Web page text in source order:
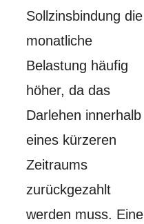
Sollzinsbindung die
monatliche
Belastung häufig
höher, da das
Darlehen innerhalb
eines kürzeren
Zeitraums
zurückgezahlt
werden muss. Eine